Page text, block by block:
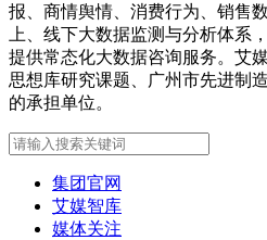
报、商情舆情、消费行为、销售
上、线下大数据监测与分析体系
提供常态化大数据咨询服务。艾
思想库研究课题、广州市先进制
的承担单位。
集团官网
艾媒智库
媒体关注